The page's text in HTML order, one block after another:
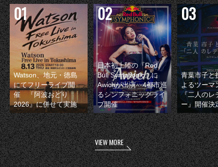
Watson、地元・徳島
にてフリーライブ開
催 『阿波おどり
2026』に併せて実施
日本初上陸の『Red
Bull Symphonic』に
Awichが出演 4都市巡
るシンフォニックライ
ブ開催
青葉市子と
よるツーマ
『二人のレ
ー』開催決
VIEW MORE